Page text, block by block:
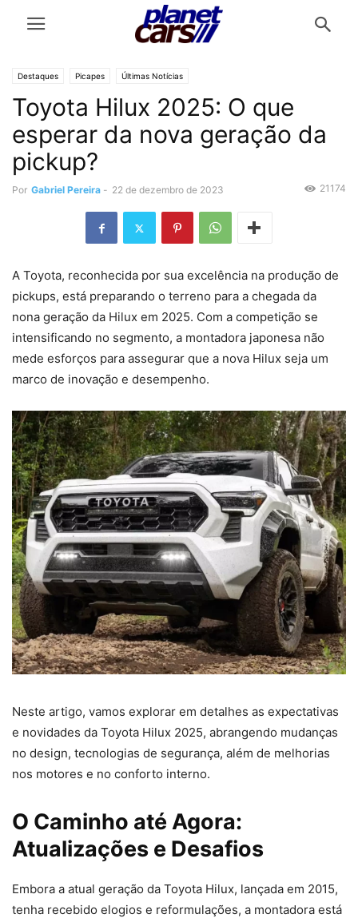
Destaques Picapes Últimas Notícias
Toyota Hilux 2025: O que
esperar da nova geração da
pickup?
Por Gabriel Pereira - 22 de dezembro de 2023 21174
A Toyota, reconhecida por sua excelência na produção de
pickups, está preparando o terreno para a chegada da
nona geração da Hilux em 2025. Com a competição se
intensificando no segmento, a montadora japonesa não
mede esforços para assegurar que a nova Hilux seja um
marco de inovação e desempenho.
Neste artigo, vamos explorar em detalhes as expectativas
e novidades da Toyota Hilux 2025, abrangendo mudanças
no design, tecnologias de segurança, além de melhorias
nos motores e no conforto interno.
O Caminho até Agora:
Atualizações e Desafios
Embora a atual geração da Toyota Hilux, lançada em 2015,
tenha recebido elogios e reformulações, a montadora está